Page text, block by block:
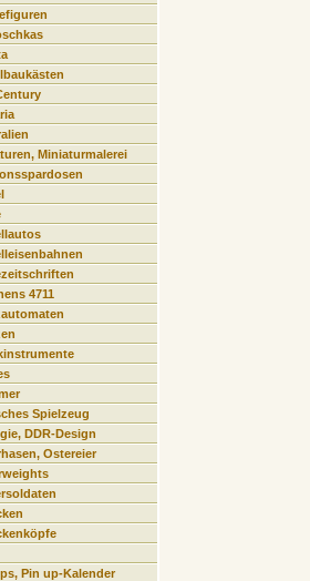
Miniaturmalerei
4711
Spielzeug
DDR-Design
Ostereier
Pin up-Kalender